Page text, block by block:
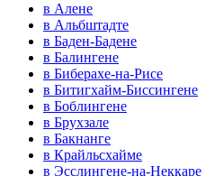
в Алене
в Альбштадте
в Баден-Бадене
в Балингене
в Биберахе-на-Рисе
в Битигхайм-Биссингене
в Боблингене
в Брухзале
в Бакнанге
в Крайльсхайме
в Эсслингене-на-Неккаре